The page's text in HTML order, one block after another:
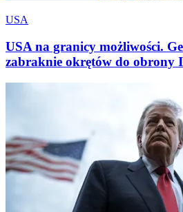
USA
USA na granicy możliwości.
zabraknie okrętów do obrony